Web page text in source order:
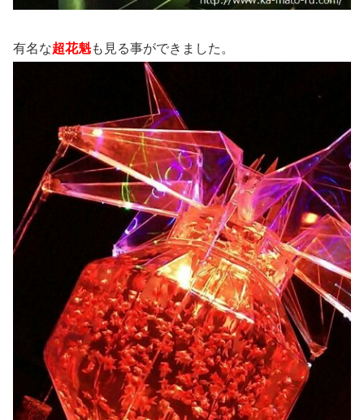
有名な超花魁も見る事ができました。